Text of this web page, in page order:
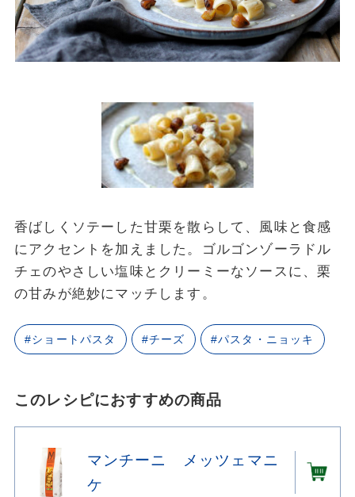
香ばしくソテーした甘栗を散らして、風味と食感
にアクセントを加えました。ゴルゴンゾーラドル
チェのやさしい塩味とクリーミーなソースに、栗
の甘みが絶妙にマッチします。
#ショートパスタ #チーズ #パスタ・ニョッキ
このレシピにおすすめの商品
マンチーニ メッツェマニ
ケ